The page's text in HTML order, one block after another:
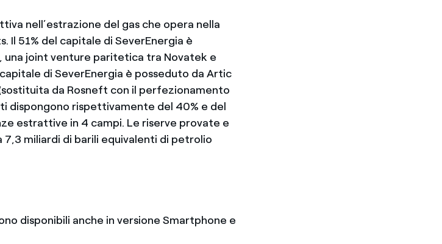
nell’estrazione del gas che opera nella
Il 51% del capitale di SeverEnergia è
una joint venture paritetica tra Novatek e
di SeverEnergia è posseduto da Artic
da Rosneft con il perfezionamento
dispongono rispettivamente del 40% e del
estrattive in 4 campi. Le riserve provate e
miliardi di barili equivalenti di petrolio
disponibili anche in versione Smartphone e